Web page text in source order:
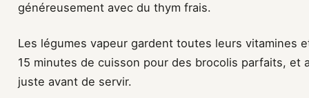
généreusement avec du thym frais.
Les légumes vapeur gardent toutes leurs vitamines
15 minutes de cuisson pour des brocolis parfaits, et
juste avant de servir.